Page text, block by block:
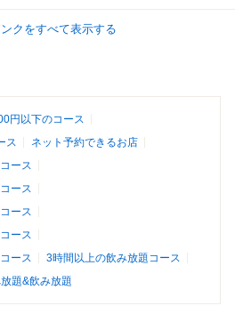
クをすべて表示する
円以下のコース
ス
ネット予約できるお店
ース
ース
ース
ース
ース
3時間以上の飲み放題コース
題&飲み放題